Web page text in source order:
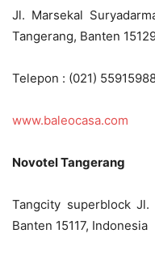
Jl. Marsekal
Tangerang, Banten
Telepon : (021)
www.baleocasa.com
Novotel Tangerang
Tangcity superblock
Banten 15117, Indonesia